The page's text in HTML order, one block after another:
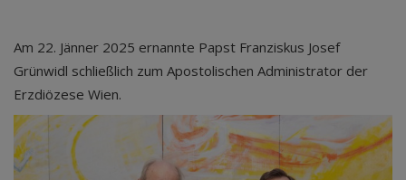
Am 22. Jänner 2025 ernannte Papst Franziskus Josef
Grünwidl schließlich zum Apostolischen Administrator der
Erzdiözese Wien.